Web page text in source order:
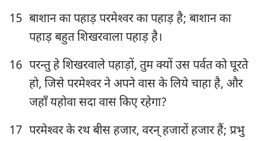
15 बाशान का पहाड़ परमेश्‍वर का पहाड़ है; बाशान का
पहाड़ बहुत शिखरवाला पहाड़ है।
16 परन्तु हे शिखरवाले पहाड़ों, तुम क्यों उस पर्वत को घूरते
हो, जिसे परमेश्‍वर ने अपने वास के लिये चाहा है, और
जहाँ यहोवा सदा वास किए रहेगा?
17 परमेश्‍वर के रथ बीस हजार, वरन् हजारों हजार हैं; प्रभु